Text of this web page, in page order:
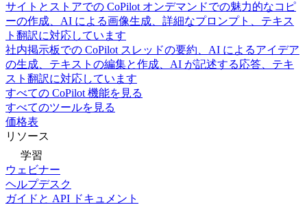
サイトとストアでの CoPilot オンデマンドでの魅力的なコピ
ーの作成、AI による画像生成、詳細なプロンプト、テキス
ト翻訳に対応しています
社内掲示板での CoPilot スレッドの要約、AI によるアイデア
の生成、テキストの編集と作成、AI が記述する応答、テキ
スト翻訳に対応しています
すべての CoPilot 機能を見る
すべてのツールを見る
価格表
リソース
学習
ウェビナー
ヘルプデスク
ガイドと API ドキュメント